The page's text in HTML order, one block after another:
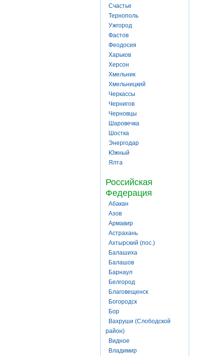
Счастье
Тернополь
Ужгород
Фастов
Феодосия
Харьков
Херсон
Хмельник
Хмельницкий
Черкассы
Чернигов
Черновцы
Шаровечка
Шостка
Энергодар
Южный
Ялта
Российская
Федерация
Абакан
Азов
Армавир
Астрахань
Ахтырский (пос.)
Балашиха
Балашов
Барнаул
Белгород
Благовещенск
Богородск
Бор
Вахруши (Слободской
район)
Видное
Владимир